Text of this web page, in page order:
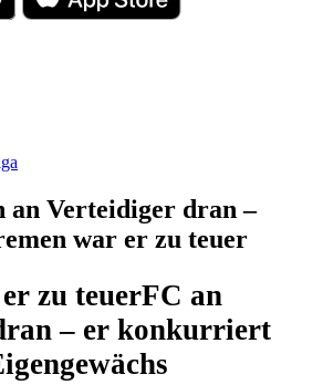
an Verteidiger dran –
war er zu teuer
zu teuerFC an
– er konkurriert